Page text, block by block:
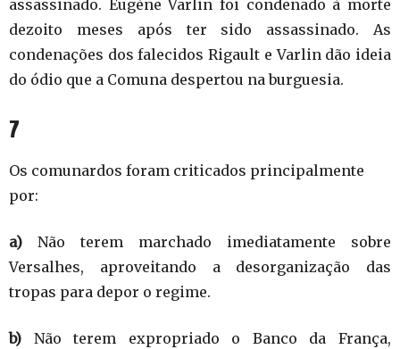
assassinado. Eugène Varlin foi condenado à morte
dezoito meses após ter sido assassinado. As
condenações dos falecidos Rigault e Varlin dão ideia
do ódio que a Comuna despertou na burguesia.
7
Os comunardos foram criticados principalmente
por:
a) Não terem marchado imediatamente sobre
Versalhes, aproveitando a desorganização das
tropas para depor o regime.
b) Não terem expropriado o Banco da França,